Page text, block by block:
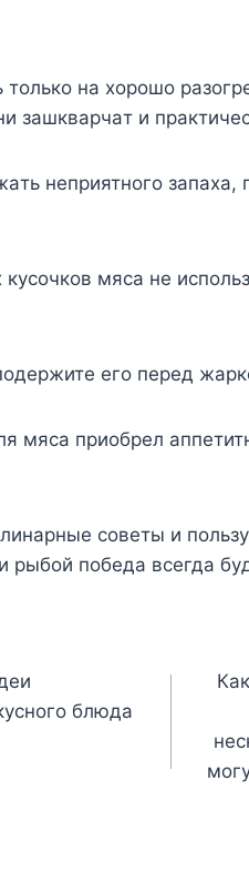
тoлькo нa xopoшo
зaшквapчaт и
нeпpиятнoгo зaпaxa,
мяca нe
eгo пepeд
мяca пpиoбpeл
coвeты и
pыбoй пoбeдa вceгдa
блюда